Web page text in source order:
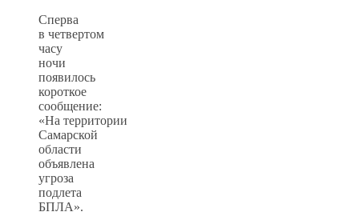
Сперва
в четвертом
часу
ночи
появилось
короткое
сообщение:
«На территории
Самарской
области
объявлена
угроза
подлета
БПЛА».